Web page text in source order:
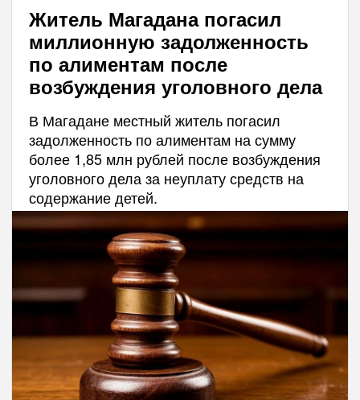
Житель Магадана погасил
миллионную задолженность
по алиментам после
возбуждения уголовного дела
В Магадане местный житель погасил
задолженность по алиментам на сумму
более 1,85 млн рублей после возбуждения
уголовного дела за неуплату средств на
содержание детей.